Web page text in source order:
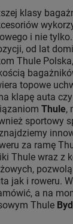
klasy
i nie
od lat
Thule
topowe
klapę auta
Thule,
sportowy
za ramę
Thule wraz z
jak i roweru.
a na
Thule